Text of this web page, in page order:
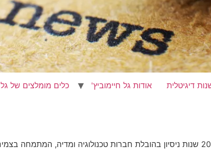
אודות גל חיימוביץ' כלים מומלצים של גל
ארז פישלר הוא מנהיג עסקי מנוסה עם מעל 20 שנות ניסיון בהובלת חברות טכנולוגיה